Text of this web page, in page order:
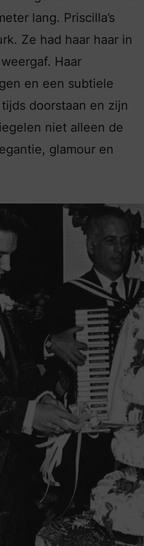
lang. Priscilla’s
Ze had haar haar in
Haar
en een subtiele
doorstaan en zijn
niet alleen de
glamour en